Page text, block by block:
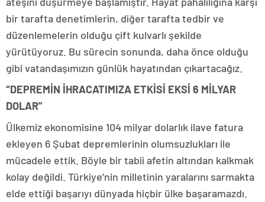
bir tarafta denetimlerin, diğer tarafta tedbir ve
düzenlemelerin olduğu çift kulvarlı şekilde
yürütüyoruz. Bu sürecin sonunda, daha önce olduğu
gibi vatandaşımızın günlük hayatından çıkartacağız.
“DEPREMİN İHRACATIMIZA ETKİSİ EKSİ 6 MİLYAR
DOLAR”
Ülkemiz ekonomisine 104 milyar dolarlık ilave fatura
ekleyen 6 Şubat depremlerinin olumsuzlukları ile
mücadele ettik. Böyle bir tabii afetin altından kalkmak
kolay değildi. Türkiye’nin milletinin yaralarını sarmakta
elde ettiği başarıyı dünyada hiçbir ülke başaramazdı.